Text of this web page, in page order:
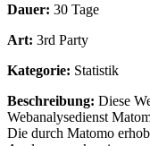
Dauer: 30 Tage
Art: 3rd Party
Kategorie: Statistik
Beschreibung: Diese
Webanalysedienst
Die durch Matomo